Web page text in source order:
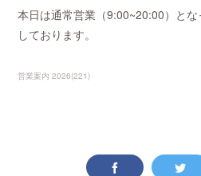
本日は通常営業（9:00~20:00）と
しております。
営業案内 2026(221)